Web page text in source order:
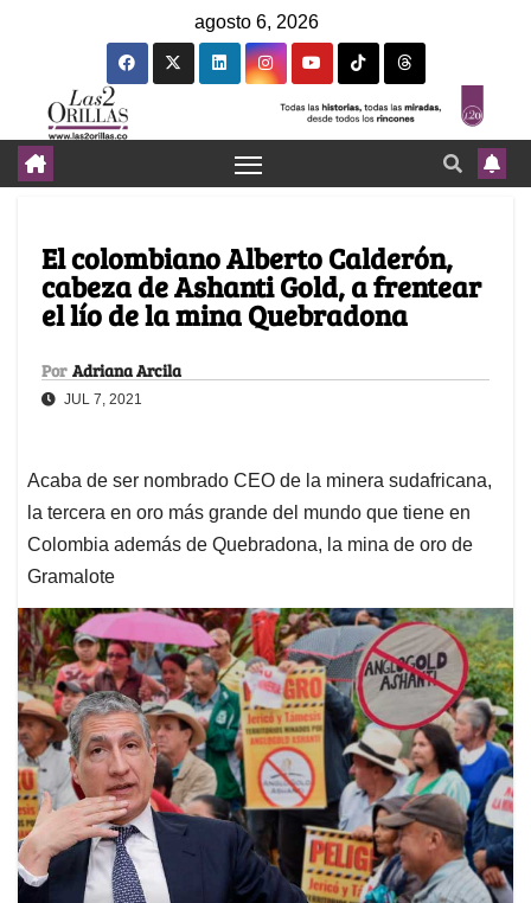
agosto 6, 2026
El colombiano Alberto Calderón,
cabeza de Ashanti Gold, a frentear
el lío de la mina Quebradona
Por Adriana Arcila
JUL 7, 2021
Acaba de ser nombrado CEO de la minera sudafricana,
la tercera en oro más grande del mundo que tiene en
Colombia además de Quebradona, la mina de oro de
Gramalote